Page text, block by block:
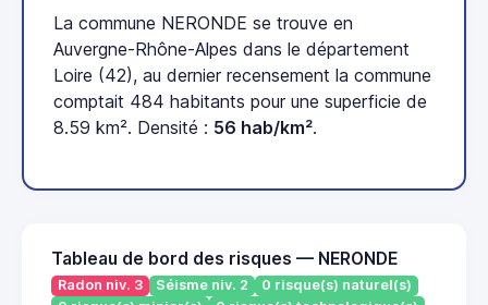
La commune NERONDE se trouve en
Auvergne-Rhône-Alpes dans le département
Loire (42), au dernier recensement la commune
comptait 484 habitants pour une superficie de
8.59 km². Densité : 56 hab/km².
Tableau de bord des risques — NERONDE
Radon niv. 3 Séisme niv. 2
0 risque(s) naturel(s)